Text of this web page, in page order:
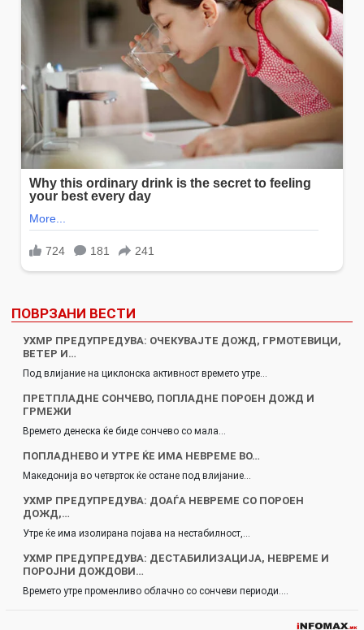
ПОВРЗАНИ ВЕСТИ
УХМР ПРЕДУПРЕДУВА: ОЧЕКУВАЈТЕ ДОЖД, ГРМОТЕВИЦИ,
ВЕТЕР И…
Под влијание на циклонска активност времето утре…
ПРЕТПЛАДНЕ СОНЧЕВО, ПОПЛАДНЕ ПОРОЕН ДОЖД И
ГРМЕЖИ
Времето денеска ќе биде сончево со мала…
ПОПЛАДНЕВО И УТРЕ ЌЕ ИМА НЕВРЕМЕ ВО…
Македонија во четврток ќе остане под влијание…
УХМР ПРЕДУПРЕДУВА: ДОАЃА НЕВРЕМЕ СО ПОРОЕН
ДОЖД,…
Утре ќе има изолирана појава на нестабилност,…
УХМР ПРЕДУПРЕДУВА: ДЕСТАБИЛИЗАЦИЈА, НЕВРЕМЕ И
ПОРОЈНИ ДОЖДОВИ…
Времето утре променливо облачно со сончеви периоди.…